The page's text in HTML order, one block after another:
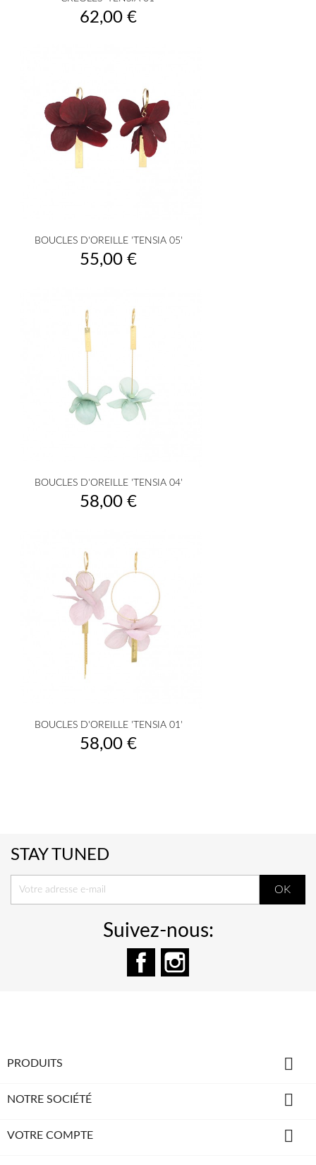
Prix
62,00 €
BOUCLES D'OREILLE 'TENSIA 05'
Prix
55,00 €
BOUCLES D'OREILLE 'TENSIA 04'
Prix
58,00 €
BOUCLES D'OREILLE 'TENSIA 01'
Prix
58,00 €
STAY TUNED
Suivez-nous:
Facebook
PRODUITS 
NOTRE SOCIÉTÉ 
VOTRE COMPTE 